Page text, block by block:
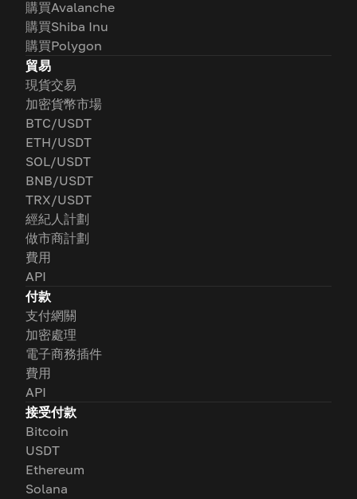
購買Avalanche
購買Shiba Inu
購買Polygon
貿易
現貨交易
加密貨幣市場
BTC/USDT
ETH/USDT
SOL/USDT
BNB/USDT
TRX/USDT
經紀人計劃
做市商計劃
費用
API
付款
支付網關
加密處理
電子商務插件
費用
API
接受付款
Bitcoin
USDT
Ethereum
Solana